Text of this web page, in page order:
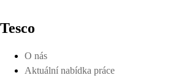
Tesco
O nás
Aktuální nabídka práce